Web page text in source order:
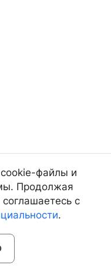
cookie-файлы и
Продолжая
с
.